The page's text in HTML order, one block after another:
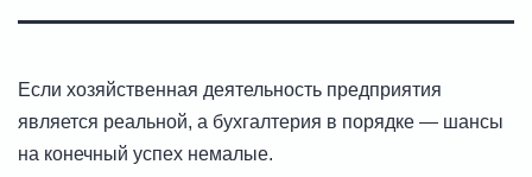
Если хозяйственная деятельность предприятия
является реальной, а бухгалтерия в порядке — шансы
на конечный успех немалые.